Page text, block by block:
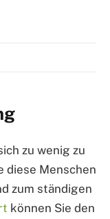
zu wenig zu
diese Menschen
zum ständigen
können Sie den